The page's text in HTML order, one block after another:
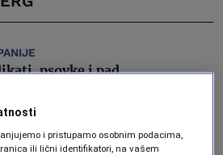
psovke i pad
faktora
BiH
i pristupamo osobnim podacima,
ili lični identifikatori, na vašem